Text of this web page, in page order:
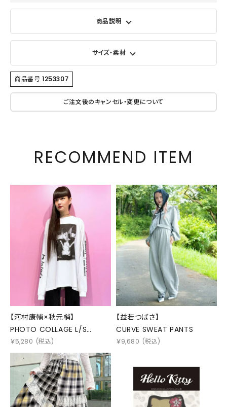
商品説明
サイズ・素材
商品番号 1253307
ご注文後のキャンセル・変更について
RECOMMEND ITEM
【河村康輔×秋元梢】
PHOTO COLLAGE L/S
TEE(MONO)
￥5,280 (税込)
【益若つばさ】
CURVE SWEAT PANTS
￥9,680 (税込)